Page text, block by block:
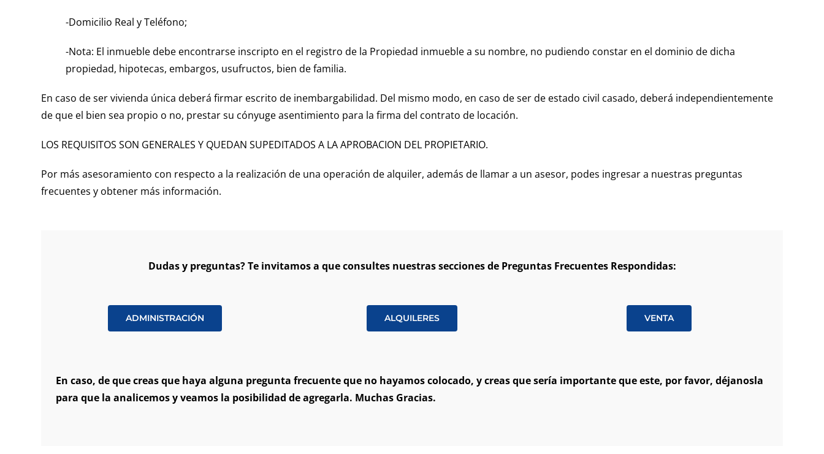
-Domicilio Real y Teléfono;
-Nota: El inmueble debe encontrarse inscripto en el registro de la Propiedad inmueble a su nombre, no pudiendo constar en el dominio de dicha
propiedad, hipotecas, embargos, usufructos, bien de familia.
En caso de ser vivienda única deberá firmar escrito de inembargabilidad. Del mismo modo, en caso de ser de estado civil casado, deberá independientemente
de que el bien sea propio o no, prestar su cónyuge asentimiento para la firma del contrato de locación.
LOS REQUISITOS SON GENERALES Y QUEDAN SUPEDITADOS A LA APROBACION DEL PROPIETARIO.
Por más asesoramiento con respecto a la realización de una operación de alquiler, además de llamar a un asesor, podes ingresar a nuestras preguntas
frecuentes y obtener más información.
Dudas y preguntas? Te invitamos a que consultes nuestras secciones de Preguntas Frecuentes Respondidas:
ADMINISTRACIÓN ALQUILERES VENTA
En caso, de que creas que haya alguna pregunta frecuente que no hayamos colocado, y creas que sería importante que este, por favor, déjanosla
para que la analicemos y veamos la posibilidad de agregarla. Muchas Gracias.